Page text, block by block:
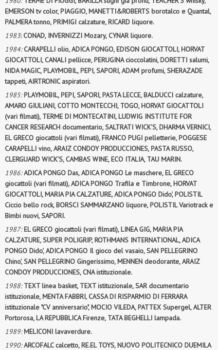
EMERSON tv color, PIAGGIO, MANETTI&ROBERTS borotalco e Quantal,
PALMERA tonno, PRIMIGI calzature, RICARD liquore.
1983: CONAD, INVERNIZZI Mozary, CYNAR liquore.
1984:CARAPELLI olio, ADICA PONGO, EDISON GIOCATTOLI, HORVAT
GIOCATTOLI, CANALI pellicce, PERUGINA cioccolatini, DORETTI salumi,
NIDA MAGIC, PLAYMOBIL, PEPI, SAPORI, ADAM profumi, SHERAZADE
tappeti, AIRTRONIC aspiratori.
1985:PLAYMOBIL, PEPI, SAPORI, PASTA LECCE, BALDUCCI calzature,
AMARO GIULIANI, COTTO MONTECCHI, TOGO, HORVAT GIOCATTOLI
(vari filmati), TERME DI MONTECATINI, LUDWIG INSTITUTE FOR
CANCER RESEARCH documentario, SALTRATI WICK'S, DHARMA VERNICI,
EL GRECO giocattoli (vari filmati), FRANCO PUGI pelletterie, POGGESE
CARAPELLI vino, ARAIZ CONDOY PRODUCCIONES, PASTA RUSSO,
CLERGUARD WICK'S, CAMBAS WINE, ECO ITALIA, TAU MARIN.
1986:ADICA PONGO Das, ADICA PONGO Le maschere, EL GRECO
giocattoli (vari filmati), ADICA PONGO Trafila e Timbrone, HORVAT
GIOCATTOLI, MARIA PIA CALZATURE, ADICA PONGO Dido', POLISTIL
Ciccio bello rock, BORSCI SAMMARZANO liquore, POLISTIL Variotrack e
Bimbi nuovi, SAPORI.
1987:EL GRECO giocattoli (vari filmati), LINEA GIG, MARIA PIA
CALZATURE, SUPER POLIGRIP, ROTHMANS INTERNATIONAL, ADICA
PONGO Dido', ADICA PONGO Il gioco del vasaio, SAN PELLEGRINO
Chino', SAN PELLEGRINO Gingerissimo, MENNEN deodorante, ARAIZ
CONDOY PRODUCCIONES, CNA istituzionale.
1988:TEXT linea basket, TEXT istituzionale, SAR documentario
istituzionale, MENTA FABBRI, CASSA DI RISPARMIO DI FERRARA
istituzionale "CV anniversario", MOCIO VILEDA, PATTEX Supergel, ALTER
Portorosa, LA REPUBBLICA Firenze, TATA BEGHELLI lampada.
1989:MELICONI lavaverdure.
1990:ARCOFALC calcetto, RE.EL TOYS, NUOVO POLITECNICO DUEMILA